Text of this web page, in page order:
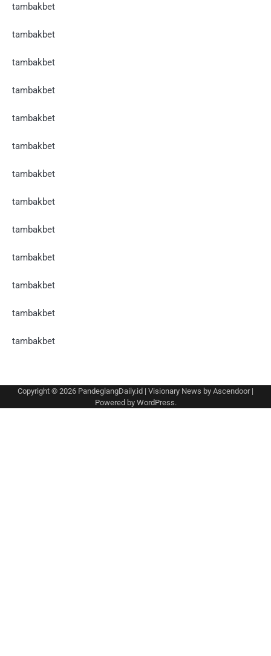
tambakbet
tambakbet
tambakbet
tambakbet
tambakbet
tambakbet
tambakbet
tambakbet
tambakbet
tambakbet
tambakbet
tambakbet
tambakbet
Copyright © 2026 PandeglangDaily.id | Visionary News by Ascendoor|
Powered by WordPress.